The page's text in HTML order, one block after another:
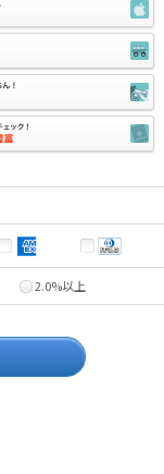
2.0%以上